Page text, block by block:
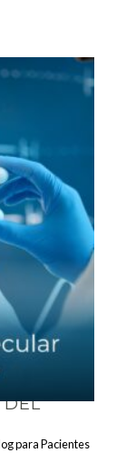
DEL
para Pacientes